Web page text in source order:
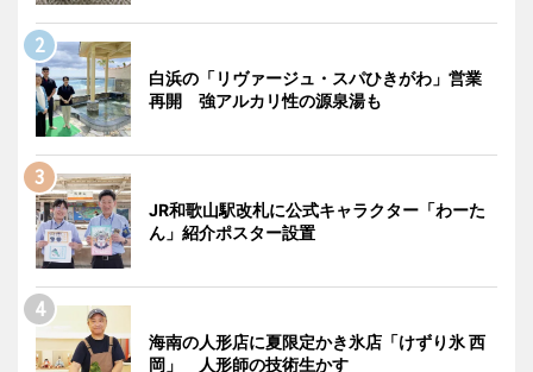
白浜の「リヴァージュ・スパひきがわ」営業
再開 強アルカリ性の源泉湯も
JR和歌山駅改札に公式キャラクター「わーた
ん」紹介ポスター設置
海南の人形店に夏限定かき氷店「けずり氷 西
岡」 人形師の技術生かす